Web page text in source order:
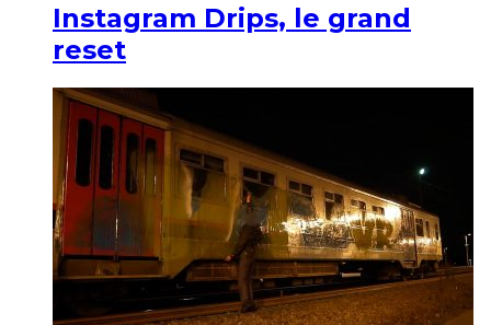
Instagram Drips, le grand
reset